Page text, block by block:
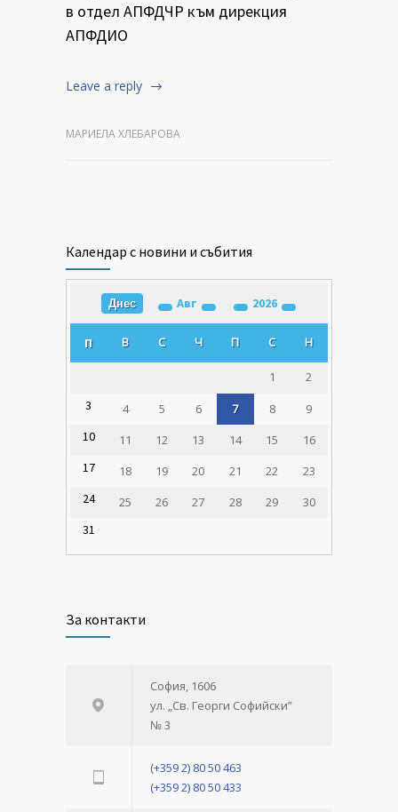
в отдел АПФДЧР към дирекция
АПФДИО
Leave a reply
МАРИЕЛА ХЛЕБАРОВА
Календар с новини и събития
Днес Авг 2026
П В С Ч П С Н
1
2
3
4 5 6 7 8
9
10
11 12 13 14 15
16
17
18 19 20 21 22
23
24
25 26 27 28 29
30
31
За контакти
София, 1606
ул. „Св. Георги Софийски”
№ 3
(+359 2) 80 50 463
(+359 2) 80 50 433